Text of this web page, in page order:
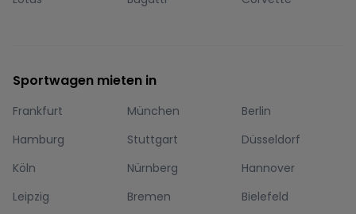
Sportwagen mieten in
Frankfurt München
Berlin
Hamburg
Stuttgart
Düsseldorf
Köln
Nürnberg
Hannover
Leipzig
Bremen
Bielefeld